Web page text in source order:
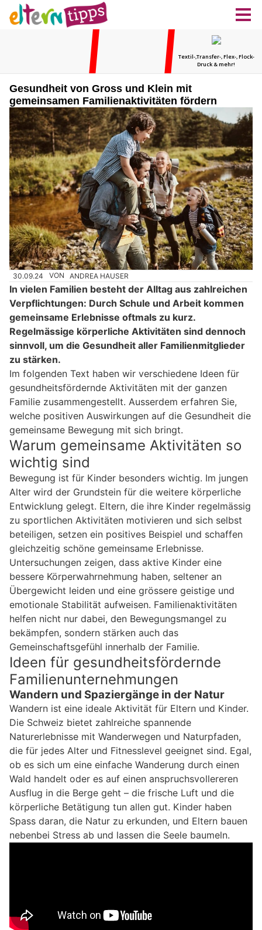
Gesundheit von Gross und Klein mit
gemeinsamen Familienaktivitäten fördern
30.09.24 VON ANDREA HAUSER
In vielen Familien besteht der Alltag aus zahlreichen
Verpflichtungen: Durch Schule und Arbeit kommen
gemeinsame Erlebnisse oftmals zu kurz.
Regelmässige körperliche Aktivitäten sind dennoch
sinnvoll, um die Gesundheit aller Familienmitglieder
zu stärken.
Im folgenden Text haben wir verschiedene Ideen für
gesundheitsfördernde Aktivitäten mit der ganzen
Familie zusammengestellt. Ausserdem erfahren Sie,
welche positiven Auswirkungen auf die Gesundheit die
gemeinsame Bewegung mit sich bringt.
Warum gemeinsame Aktivitäten so
wichtig sind
Bewegung ist für Kinder besonders wichtig. Im jungen
Alter wird der Grundstein für die weitere körperliche
Entwicklung gelegt. Eltern, die ihre Kinder regelmässig
zu sportlichen Aktivitäten motivieren und sich selbst
beteiligen, setzen ein positives Beispiel und schaffen
gleichzeitig schöne gemeinsame Erlebnisse.
Untersuchungen zeigen, dass aktive Kinder eine
bessere Körperwahrnehmung haben, seltener an
Übergewicht leiden und eine grössere geistige und
emotionale Stabilität aufweisen. Familienaktivitäten
helfen nicht nur dabei, den Bewegungsmangel zu
bekämpfen, sondern stärken auch das
Gemeinschaftsgefühl innerhalb der Familie.
Ideen für gesundheitsfördernde
Familienunternehmungen
Wandern und Spaziergänge in der Natur
Wandern ist eine ideale Aktivität für Eltern und Kinder.
Die Schweiz bietet zahlreiche spannende
Naturerlebnisse mit Wanderwegen und Naturpfaden,
die für jedes Alter und Fitnesslevel geeignet sind. Egal,
ob es sich um eine einfache Wanderung durch einen
Wald handelt oder es auf einen anspruchsvollereren
Ausflug in die Berge geht – die frische Luft und die
körperliche Betätigung tun allen gut. Kinder haben
Spass daran, die Natur zu erkunden, und Eltern bauen
nebenbei Stress ab und lassen die Seele baumeln.